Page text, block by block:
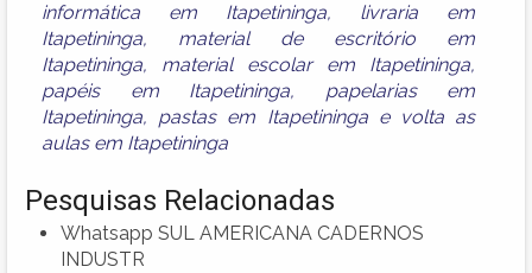
informática em Itapetininga, livraria em
Itapetininga, material de escritório em
Itapetininga, material escolar em Itapetininga,
papéis em Itapetininga, papelarias em
Itapetininga, pastas em Itapetiningae volta as
aulas em Itapetininga
Pesquisas Relacionadas
Whatsapp SUL AMERICANA CADERNOS
INDUSTR